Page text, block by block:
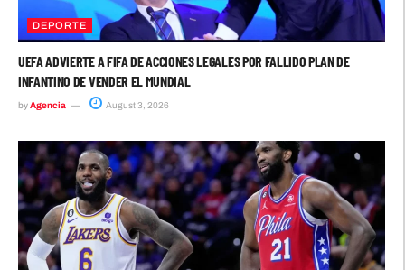
DEPORTE
UEFA ADVIERTE A FIFA DE ACCIONES LEGALES POR FALLIDO PLAN DE
INFANTINO DE VENDER EL MUNDIAL
byAgencia August 3, 2026